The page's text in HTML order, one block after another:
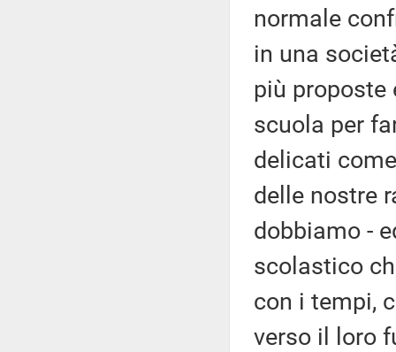
normale
in una
più proposte
scuola per
delicati
delle nostre
dobbiamo -
scolastico
con i tempi,
verso il loro